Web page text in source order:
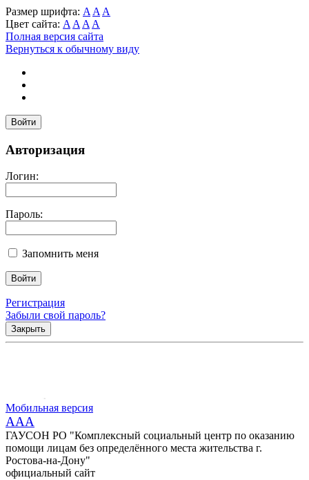
Размер шрифта: A A A
Цвет сайта: A A A A
Полная версия сайта
Вернуться к обычному виду
Войти
Авторизация
Логин:
Пароль:
Запомнить меня
Регистрация
Забыли свой пароль?
Закрыть
Мобильная версия
AAA
ГАУСОН РО "Комплексный социальный центр по оказанию
помощи лицам без определённого места жительства г.
Ростова-на-Дону"
официальный сайт